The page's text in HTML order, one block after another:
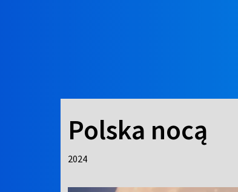
Polska nocą
2024